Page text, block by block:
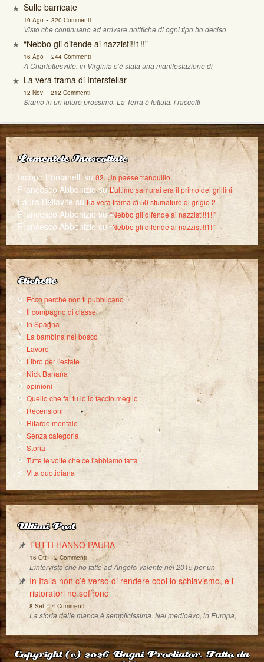
Sulle barricate
19 Ago - 320 Commenti
Visto che continuano ad arrivare notifiche di ogni tipo ho deciso
“Nebbo gli difende ai nazzisti!!1!!”
16 Ago - 244 Commenti
A Charlottesville, in Virginia c’è stata una manifestazione di
La vera trama di Interstellar
12 Nov- 212 Commenti
Siamo in un futuro prossimo. La Terra è fottuta, i raccolti
Lamentele Inascoltate
Iacopo Fontanellisu02. Un paese tranquillo
Francesco AbboniziosuL’ultimo samurai era il primo dei grillini
Laura Bellavite su La vera trama di 50 sfumature di grigio 2
Francesco Abbonizio su“Nebbo gli difende ai nazzisti!!1!!”
Francesco Abbonizio su“Nebbo gli difende ai nazzisti!!1!!”
Etichette
Ecco perché non ti pubblicano
Il compagno di classe
In Spagna
La bambina nel bosco
Lavoro
Libro per l'estate
Nick Banana
opinioni
Quello che fai tu io lo faccio meglio
Recensioni
Ritardo mentale
Senza categoria
Storia
Tutte le volte che ce l'abbiamo fatta
Vita quotidiana
Ultimi Post
TUTTI HANNO PAURA
16 Ott-2 Commenti
L’intervista che ho fatto ad Angelo Valente nel 2015 per un
In Italia non c’è verso di rendere cool lo schiavismo, e i
ristoratori ne soffrono
8 Set-4 Commenti
La storia delle mance è semplicissima. Nel medioevo, in Europa,
Copyright (c) 2026Bagni Proeliator. Fatto da